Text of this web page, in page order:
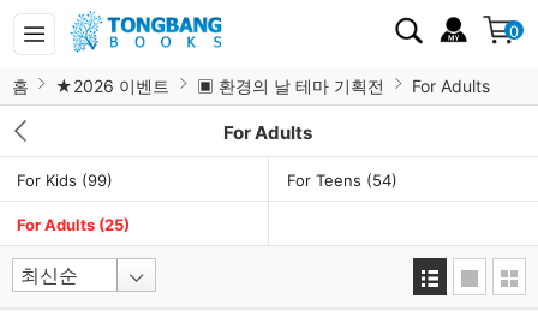
0
홈 ★2026 이벤트 ▣ 환경의 날 테마 기획전 For Adults
For Adults
For Kids (99) For Teens (54)
For Adults (25)